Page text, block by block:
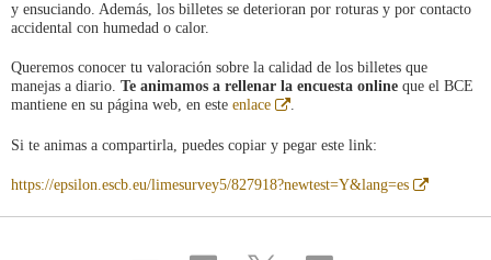
y ensuciando. Además, los billetes se deterioran por roturas y por contacto
accidental con humedad o calor.
Queremos conocer tu valoración sobre la calidad de los billetes que
manejas a diario. Te animamos a rellenar la encuesta online que el BCE
mantiene en su página web, en este enlace
Abre
nueva
.
Si te animas a compartirla, puedes copiar y pegar este link:
https://epsilon.escb.eu/limesurvey5/827918?newtest=Y&lang=es
Abre
ventana